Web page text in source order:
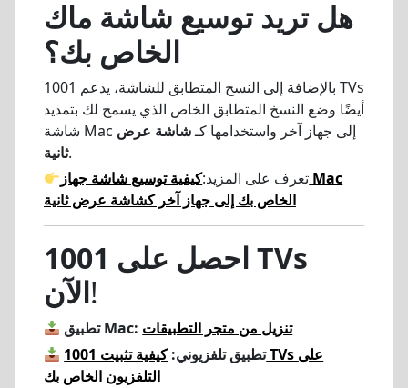
هل تريد توسيع شاشة ماك
الخاص بك؟
بالإضافة إلى النسخ المتطابق للشاشة، يدعم 1001 TVs
أيضًا وضع النسخ المتطابق الخاص الذي يسمح لك بتمديد
شاشة Mac إلى جهاز آخر واستخدامها كـشاشة عرض
ثانية.
تعرف على المزيد:كيفية توسيع شاشة جهاز Mac
الخاص بك إلى جهاز آخر كشاشة عرض ثانية
احصل على 1001 TVs
الآن!
تطبيق Mac: تنزيل من متجر التطبيقات
تطبيق تلفزيوني:
كيفية تثبيت 1001 TVs على
التلفزيون الخاص بك